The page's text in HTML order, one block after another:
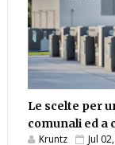
Le scelte per
comunali ed a
Kruntz Jul